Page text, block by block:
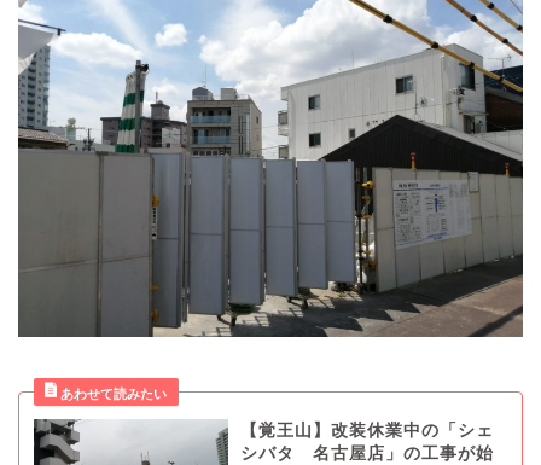
【覚王山】改装休業中の「シェ
シバタ 名古屋店」の工事が始